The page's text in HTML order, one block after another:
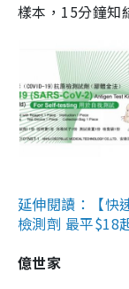
樣本，15分鐘知
延伸閱讀：【快
檢測劑 最平$18
億世家